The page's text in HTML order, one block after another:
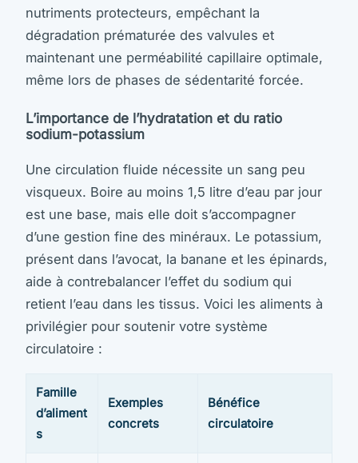
nutriments protecteurs, empêchant la
dégradation prématurée des valvules et
maintenant une perméabilité capillaire optimale,
même lors de phases de sédentarité forcée.
L’importance de l’hydratation et du ratio
sodium-potassium
Une circulation fluide nécessite un sang peu
visqueux. Boire au moins 1,5 litre d’eau par jour
est une base, mais elle doit s’accompagner
d’une gestion fine des minéraux. Le potassium,
présent dans l’avocat, la banane et les épinards,
aide à contrebalancer l’effet du sodium qui
retient l’eau dans les tissus. Voici les aliments à
privilégier pour soutenir votre système
circulatoire :
Famille
d’aliment
s
Exemples
concrets
Bénéfice
circulatoire